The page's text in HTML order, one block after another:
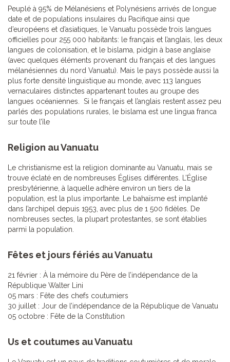
Peuplé à 95% de Mélanésiens et Polynésiens arrivés de longue
date et de populations insulaires du Pacifique ainsi que
d’européens et d’asiatiques, le Vanuatu possède trois langues
officielles pour 255 000 habitants: le français et l’anglais, les deux
langues de colonisation, et le bislama, pidgin à base anglaise
(avec quelques éléments provenant du français et des langues
mélanésiennes du nord Vanuatu). Mais le pays possède aussi la
plus forte densité linguistique au monde, avec 113 langues
vernaculaires distinctes appartenant toutes au groupe des
langues océaniennes. Si le français et l’anglais restent assez peu
parlés des populations rurales, le bislama est une lingua franca
sur toute l’île
Religion au Vanuatu
Le christianisme est la religion dominante au Vanuatu, mais se
trouve éclaté en de nombreuses Églises différentes. L’Église
presbytérienne, à laquelle adhère environ un tiers de la
population, est la plus importante. Le bahaïsme est implanté
dans l’archipel depuis 1953, avec plus de 1 500 fidèles. De
nombreuses sectes, la plupart protestantes, se sont établies
parmi la population.
Fêtes et jours fériés au Vanuatu
21 février : À la mémoire du Père de l’indépendance de la
République Walter Lini
05 mars : Fête des chefs coutumiers
30 juillet : Jour de l’indépendance de la République de Vanuatu
05 octobre : Fête de la Constitution
Us et coutumes au Vanuatu